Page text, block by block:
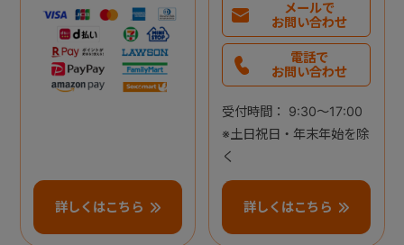
詳しくはこちら
メールで
お問い合わせ
電話で
お問い合わせ
受付時間： 9:30～17:00
※土日祝日・年末年始を除
く
詳しくはこちら